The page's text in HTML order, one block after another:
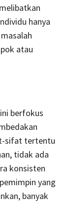
hanya
atau
berfokus
sifat tertentu
tidak ada
konsisten
yang
banyak